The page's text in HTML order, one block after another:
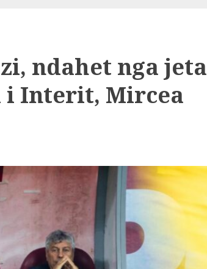
ndahet nga jeta
Interit, Mircea